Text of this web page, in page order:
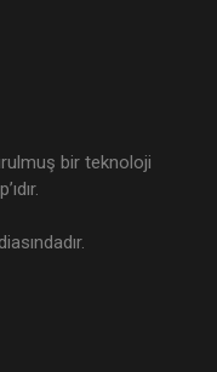
bir teknoloji